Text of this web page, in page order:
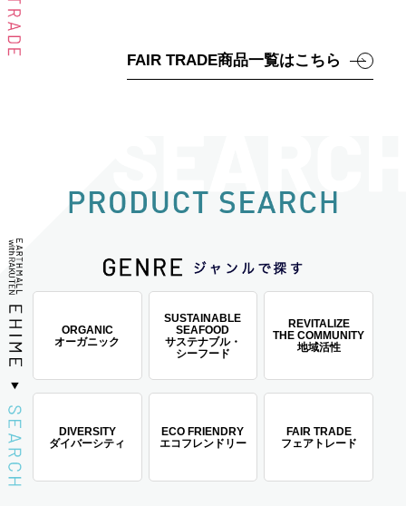
FAIR TRADE商品一覧はこちら
ORGANIC
オーガニック
SUSTAINABLE
SEAFOOD
サステナブル・
シーフード
REVITALIZE
THE COMMUNITY
地域活性
DIVERSITY
ダイバーシティ
ECO FRIENDRY
エコフレンドリー
FAIR TRADE
フェアトレード